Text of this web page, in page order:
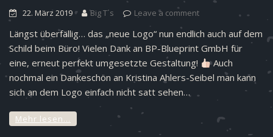
22. März 2019 Big T´s Leave a comment
Längst überfällig… das „neue Logo“ nun endlich auch auf dem
Schild beim Büro! Vielen Dank an BP-Blueprint GmbH für
eine, erneut perfekt umgesetzte Gestaltung!
Auch
nochmal ein Dankeschön an Kristina Ahlers-Seibel man kann
sich an dem Logo einfach nicht satt sehen…
Mehr lesen…